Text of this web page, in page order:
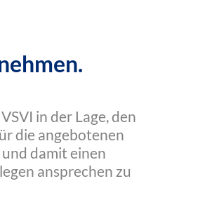
in der Lage, den
die angebotenen
damit einen
ansprechen zu